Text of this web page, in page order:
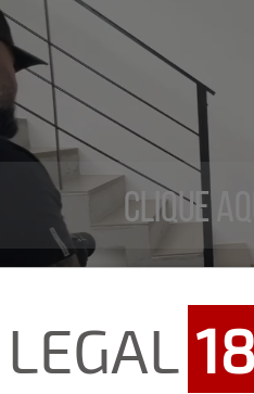
Clique
18